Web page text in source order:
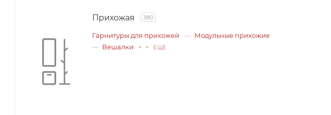
Прихожая 380
Гарнитуры для прихожей
Модульные прихожие
Вешалки
+ + ЕЩЕ